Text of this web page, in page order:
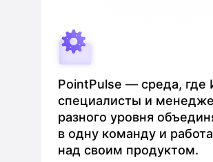
PointPulse — среда, где
специалисты и
разного уровня
в одну команду и
над своим продуктом.